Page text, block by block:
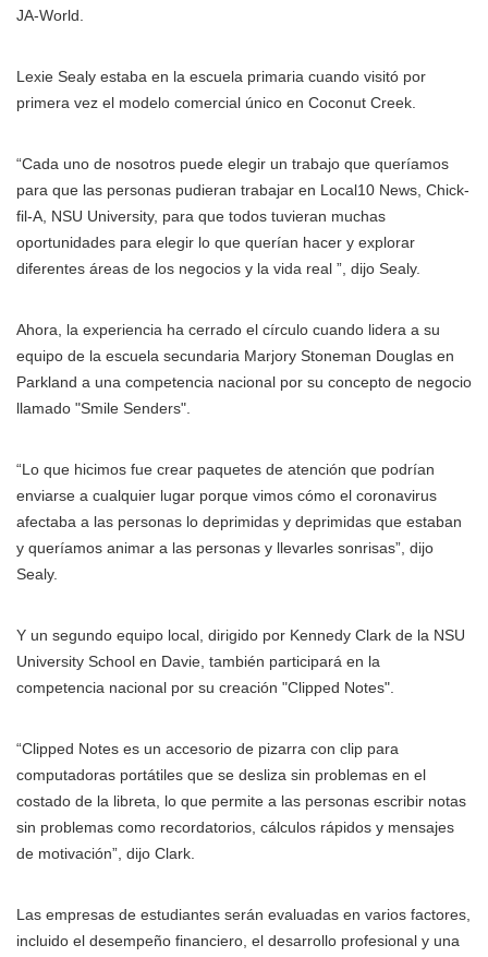
JA-World.
Lexie Sealy estaba en la escuela primaria cuando visitó por
primera vez el modelo comercial único en Coconut Creek.
“Cada uno de nosotros puede elegir un trabajo que queríamos
para que las personas pudieran trabajar en Local10 News, Chick-
fil-A, NSU University, para que todos tuvieran muchas
oportunidades para elegir lo que querían hacer y explorar
diferentes áreas de los negocios y la vida real ”, dijo Sealy.
Ahora, la experiencia ha cerrado el círculo cuando lidera a su
equipo de la escuela secundaria Marjory Stoneman Douglas en
Parkland a una competencia nacional por su concepto de negocio
llamado "Smile Senders".
“Lo que hicimos fue crear paquetes de atención que podrían
enviarse a cualquier lugar porque vimos cómo el coronavirus
afectaba a las personas lo deprimidas y deprimidas que estaban
y queríamos animar a las personas y llevarles sonrisas”, dijo
Sealy.
Y un segundo equipo local, dirigido por Kennedy Clark de la NSU
University School en Davie, también participará en la
competencia nacional por su creación "Clipped Notes".
“Clipped Notes es un accesorio de pizarra con clip para
computadoras portátiles que se desliza sin problemas en el
costado de la libreta, lo que permite a las personas escribir notas
sin problemas como recordatorios, cálculos rápidos y mensajes
de motivación”, dijo Clark.
Las empresas de estudiantes serán evaluadas en varios factores,
incluido el desempeño financiero, el desarrollo profesional y una